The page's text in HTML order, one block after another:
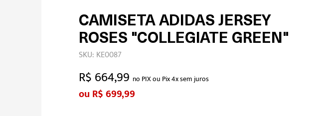
CAMISETA ADIDAS JERSEY
ROSES "COLLEGIATE GREEN"
SKU: KE0087
R$ 664,99 no PIX ou Pix 4x sem juros
R$ 699,99